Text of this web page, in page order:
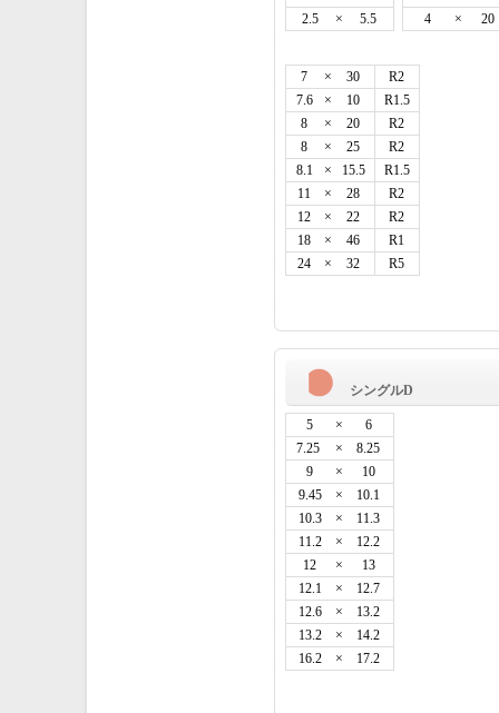
2.5
× 5.5 4 × 20
7 × 30
R2
7.6
× 10
R1.5
8
× 20
R2
8
× 25
R2
8.1
× 15.5
R1.5
11
× 28
R2
12
× 22
R2
18
× 46
R1
24
× 32 R5
シングルD
5 ×
6
7.25
×
8.25
9
×
10
9.45
×
10.1
10.3
×
11.3
11.2
×
12.2
12
×
13
12.1
×
12.7
12.6
×
13.2
13.2
×
14.2
16.2
× 17.2